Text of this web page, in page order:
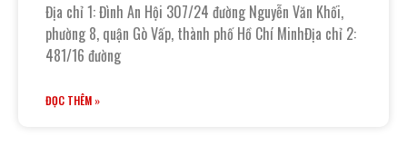
Địa chỉ 1: Đình An Hội 307/24 đường Nguyễn Văn Khối,
phường 8, quận Gò Vấp, thành phố Hồ Chí MinhĐịa chỉ 2:
481/16 đường
ĐỌC THÊM »